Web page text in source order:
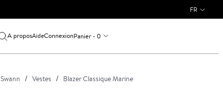
FR
A proposAideConnexionPanier - 0
Swann Vestes Blazer Classique Marine